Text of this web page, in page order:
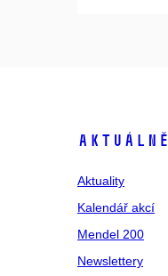
Aktuálně
Aktuality
Kalendář akcí
Mendel 200
Newslettery